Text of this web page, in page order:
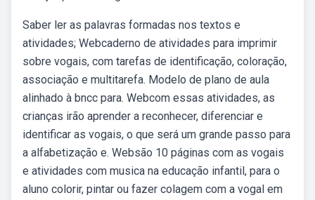
Saber ler as palavras formadas nos textos e
atividades; Webcaderno de atividades para imprimir
sobre vogais, com tarefas de identificação, coloração,
associação e multitarefa. Modelo de plano de aula
alinhado à bncc para. Webcom essas atividades, as
crianças irão aprender a reconhecer, diferenciar e
identificar as vogais, o que será um grande passo para
a alfabetização e. Websão 10 páginas com as vogais
e atividades com musica na educação infantil, para o
aluno colorir, pintar ou fazer colagem com a vogal em